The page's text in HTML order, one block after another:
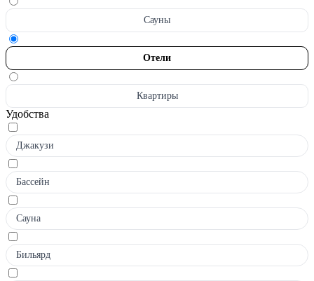
Сауны
Отели
Квартиры
Удобства
Джакузи
Бассейн
Сауна
Бильярд